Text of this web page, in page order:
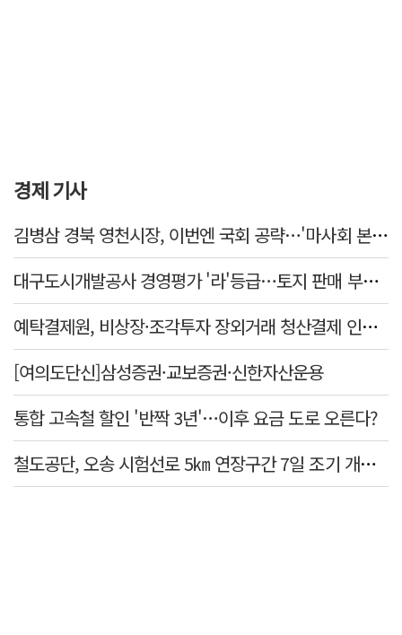
경제 기사
김병삼 경북 영천시장, 이번엔 국회 공략…'마사회 본사 이전·광역교통망 확충' 요청
대구도시개발공사 경영평가 '라'등급…토지 판매 부진에 1년 만에 두 단계 '뚝'
예탁결제원, 비상장·조각투자 장외거래 청산결제 인프라 구축 착수…연내 가동
[여의도단신]삼성증권·교보증권·신한자산운용
통합 고속철 할인 '반짝 3년'…이후 요금 도로 오른다?
철도공단, 오송 시험선로 5㎞ 연장구간 7일 조기 개통…LA 메트로 사업 지원